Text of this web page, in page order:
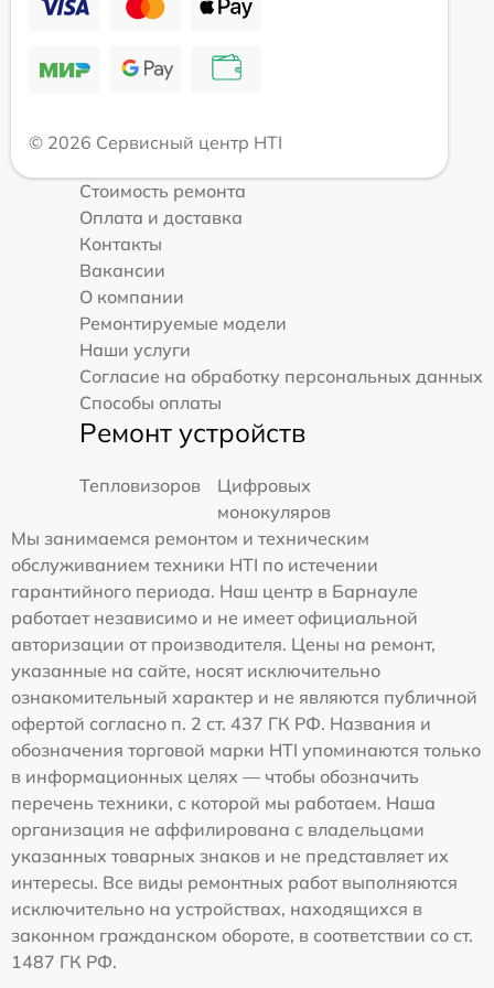
© 2026 Сервисный центр HTI
Стоимость ремонта
Оплата и доставка
Контакты
Вакансии
О компании
Ремонтируемые модели
Наши услуги
Согласие на обработку персональных данных
Способы оплаты
Ремонт устройств
Тепловизоров
Цифровых
монокуляров
Мы занимаемся ремонтом и техническим
обслуживанием техники HTI по истечении
гарантийного периода. Наш центр в Барнауле
работает независимо и не имеет официальной
авторизации от производителя. Цены на ремонт,
указанные на сайте, носят исключительно
ознакомительный характер и не являются публичной
офертой согласно п. 2 ст. 437 ГК РФ. Названия и
обозначения торговой марки HTI упоминаются только
в информационных целях — чтобы обозначить
перечень техники, с которой мы работаем. Наша
организация не аффилирована с владельцами
указанных товарных знаков и не представляет их
интересы. Все виды ремонтных работ выполняются
исключительно на устройствах, находящихся в
законном гражданском обороте, в соответствии со ст.
1487 ГК РФ.